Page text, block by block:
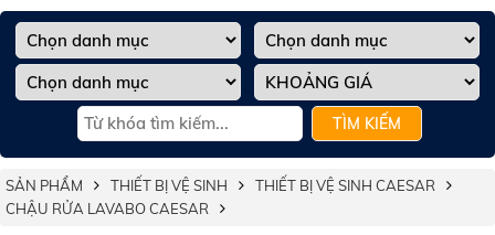
TÌM KIẾM
SẢN PHẨM THIẾT BỊ VỆ SINH
THIẾT BỊ VỆ SINH CAESAR
CHẬU RỬA LAVABO CAESAR